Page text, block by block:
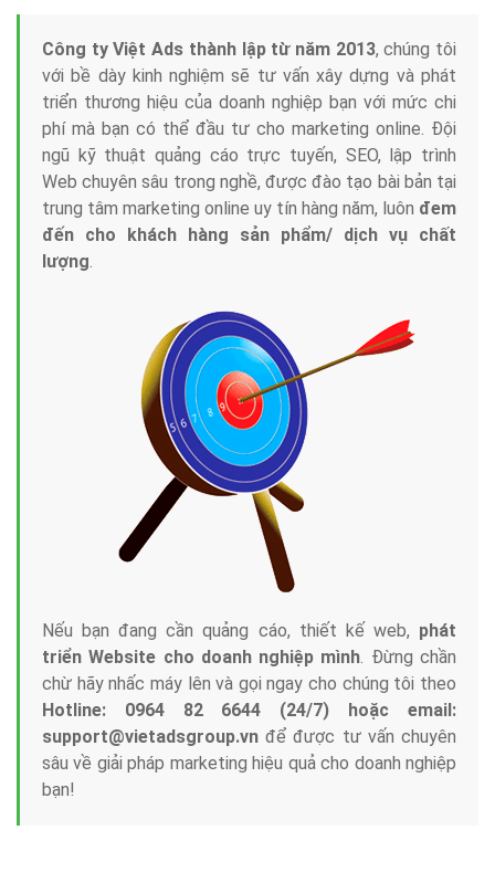
Công ty Việt Ads thành lập từ năm 2013, chúng tôi
với bề dày kinh nghiệm sẽ tư vấn xây dựng và phát
triển thương hiệu của doanh nghiệp bạn với mức chi
phí mà bạn có thể đầu tư cho marketing online. Đội
ngũ kỹ thuật quảng cáo trực tuyến, SEO, lập trình
Web chuyên sâu trong nghề, được đào tạo bài bản tại
trung tâm marketing online uy tín hàng năm, luôn đem
đến cho khách hàng sản phẩm/ dịch vụ chất
lượng.
Nếu bạn đang cần quảng cáo, thiết kế web, phát
triển Website cho doanh nghiệp mình. Đừng chần
chừ hãy nhấc máy lên và gọi ngay cho chúng tôi theo
Hotline: 0964 82 6644 (24/7) hoặc email:
support@vietadsgroup.vn để được tư vấn chuyên
sâu về giải pháp marketing hiệu quả cho doanh nghiệp
bạn!